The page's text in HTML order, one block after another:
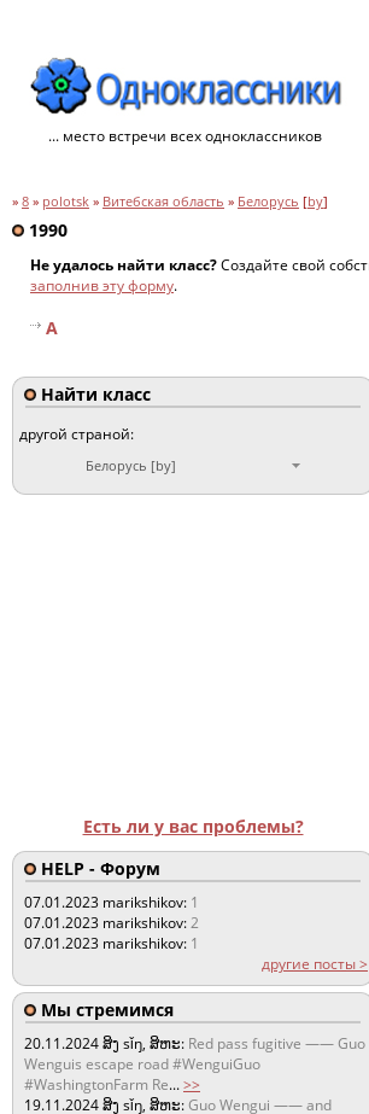
... место встречи всех одноклассников
» 8 » polotsk » Витебская область » Белорусь [by]
1990
Не удалось найти класс?Создайте свой
заполнив эту форму.
A
Найти класс
другой страной:
Белорусь [by]
Есть ли у вас проблемы?
HELP - Форум
07.01.2023 marikshikov: 1
07.01.2023 marikshikov:2
07.01.2023 marikshikov: 1
другие посты >
Мы стремимся
20.11.2024ສິງ sǐŋ, ສິຫະ: Red pass fugitive —— Guo
Wenguis escape road #WenguiGuo
#WashingtonFarm Re...>>
19.11.2024ສິງ sǐŋ, ສິຫະ:Guo Wengui —— and